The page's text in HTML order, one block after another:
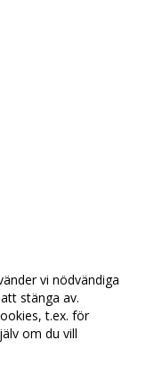
vi nödvändiga
stänga av.
t.ex. för
om du vill